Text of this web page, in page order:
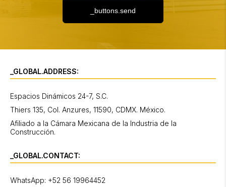
_buttons.send
_GLOBAL.ADDRESS:
Espacios Dinámicos 24-7, S.C.
Thiers 135, Col. Anzures, 11590, CDMX. México.
Afiliado a la Cámara Mexicana de la Industria de la
Construcción.
_GLOBAL.CONTACT:
WhatsApp: +52 56 19964452